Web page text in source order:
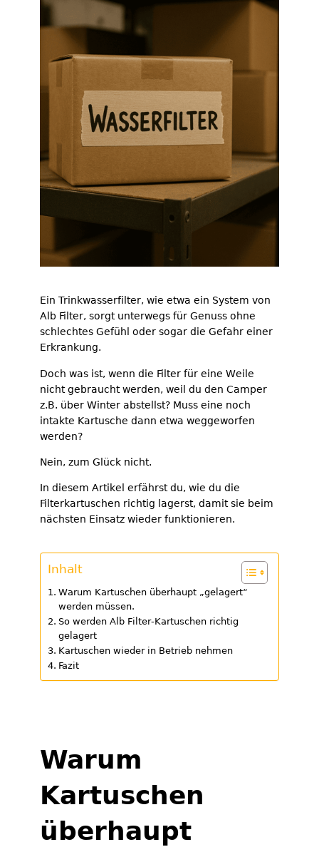
Ein Trinkwasserfilter, wie etwa ein System von
Alb Filter, sorgt unterwegs für Genuss ohne
schlechtes Gefühl oder sogar die Gefahr einer
Erkrankung.
Doch was ist, wenn die Filter für eine Weile
nicht gebraucht werden, weil du den Camper
z.B. über Winter abstellst? Muss eine noch
intakte Kartusche dann etwa weggeworfen
werden?
Nein, zum Glück nicht.
In diesem Artikel erfährst du, wie du die
Filterkartuschen richtig lagerst, damit sie beim
nächsten Einsatz wieder funktionieren.
Inhalt
Warum Kartuschen überhaupt „gelagert“
werden müssen.
So werden Alb Filter-Kartuschen richtig
gelagert
Kartuschen wieder in Betrieb nehmen
Fazit
Warum
Kartuschen
überhaupt